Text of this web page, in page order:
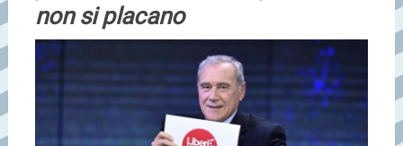
non si placano